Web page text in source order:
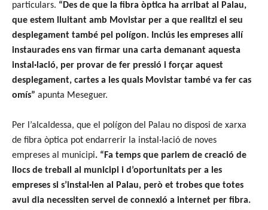
particulars. “Des de que la fibra òptica ha arribat al Palau,
que estem lluitant amb Movistar per a que realitzi el seu
desplegament també pel polígon. Inclús les empreses allí
instaurades ens van firmar una carta demanant aquesta
instal·lació, per provar de fer pressió i forçar aquest
desplegament, cartes a les quals Movistar també va fer cas
omís” apunta Meseguer.
Per l’alcaldessa, que el polígon del Palau no disposi de xarxa
de fibra òptica pot endarrerir la instal·lació de noves
empreses al municipi. “Fa temps que parlem de creació de
llocs de treball al municipi i d’oportunitats per a les
empreses si s’instal·len al Palau, però et trobes que totes
avui dia necessiten servei de connexió a internet per fibra.